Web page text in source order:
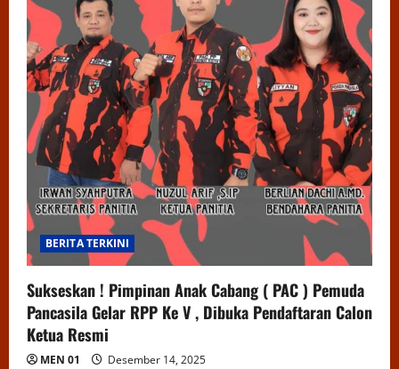
BERITA TERKINI
Sukseskan ! Pimpinan Anak Cabang ( PAC ) Pemuda
Pancasila Gelar RPP Ke V , Dibuka Pendaftaran Calon
Ketua Resmi
MEN 01 Desember 14, 2025